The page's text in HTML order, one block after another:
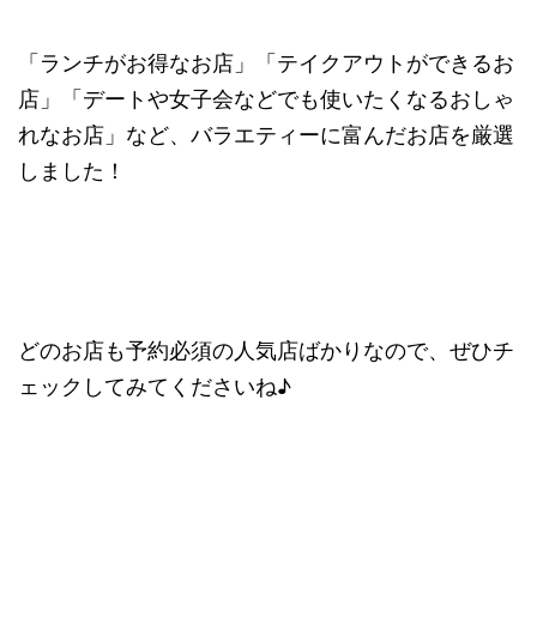
「ランチがお得なお店」「テイクアウトができるお
店」「デートや女子会などでも使いたくなるおしゃ
れなお店」など、バラエティーに富んだお店を厳選
しました！
どのお店も予約必須の人気店ばかりなので、ぜひチ
ェックしてみてくださいね♪